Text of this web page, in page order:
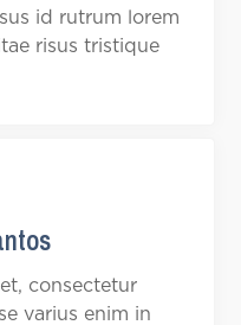
id rutrum lorem
risus tristique
consectetur
varius enim in